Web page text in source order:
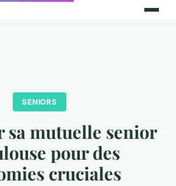
SENIORS
sa mutuelle senior
pour des
cruciales